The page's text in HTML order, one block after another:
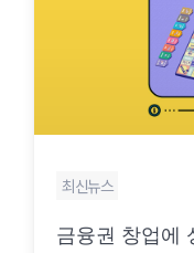
최신뉴스
금융권 창업에